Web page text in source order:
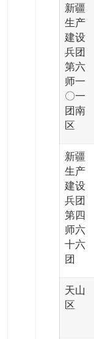
新疆
生产
建设
兵团
第六
师一
〇一
团南
区
新疆
生产
建设
兵团
第四
师六
十六
团
天山
区